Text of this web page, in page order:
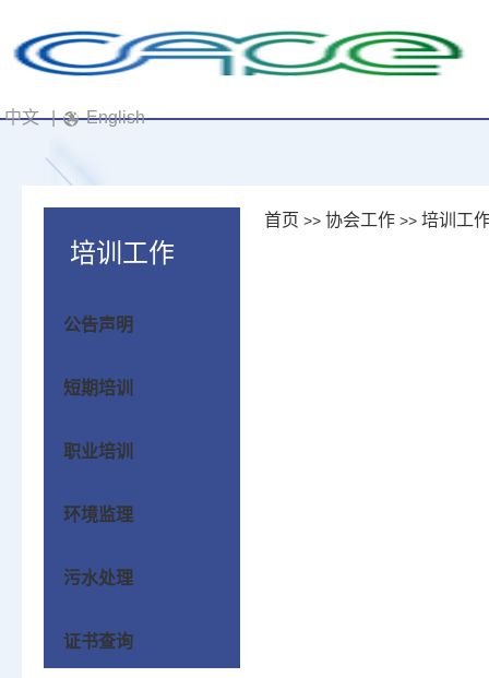
中文 | English
培训工作
公告声明
短期培训
职业培训
环境监理
污水处理
证书查询
首页 >> 协会工作>> 培训工